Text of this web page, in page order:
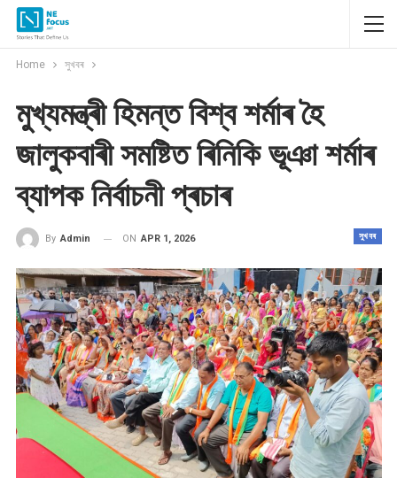
Home সুখবৰ
মুখ্যমন্ত্ৰী হিমন্ত বিশ্ব শৰ্মাৰ হৈ
জালুকবাৰী সমষ্টিত ৰিনিকি ভূঞা শৰ্মাৰ
ব্যাপক নিৰ্বাচনী প্ৰচাৰ
সুখবৰ
By Admin ON APR 1, 2026